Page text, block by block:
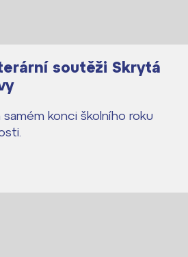
soutěži Skrytá
samém konci školního roku